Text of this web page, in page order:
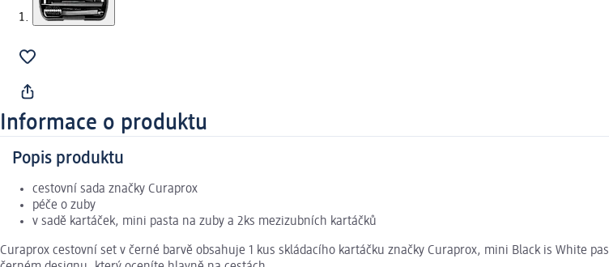
Informace o produktu
Popis produktu
cestovní sada značky Curaprox
péče o zuby
v sadě kartáček, mini pasta na zuby a 2ks mezizubních kartáčků
Curaprox cestovní set v černé barvě obsahuje 1 kus skládacího kartáčku značky Curaprox, mini Black is White